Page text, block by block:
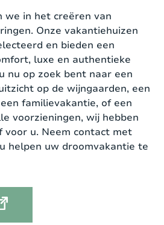
we in het creëren van
Onze vakantiehuizen
en bieden een
luxe en authentieke
nu op zoek bent naar een
op de wijngaarden, een
familievakantie, of een
voorzieningen, wij hebben
u. Neem contact met
helpen uw droomvakantie te